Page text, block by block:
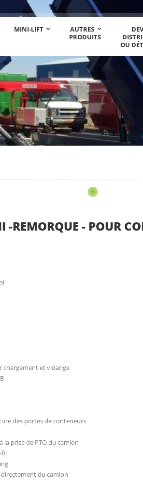
MINI-LIFT
AUTRES
PRODUITS
OU
-REMORQUE - POUR
chargement et vidange
des portes de conteneurs
prise de PTO du camion
fil
du camion